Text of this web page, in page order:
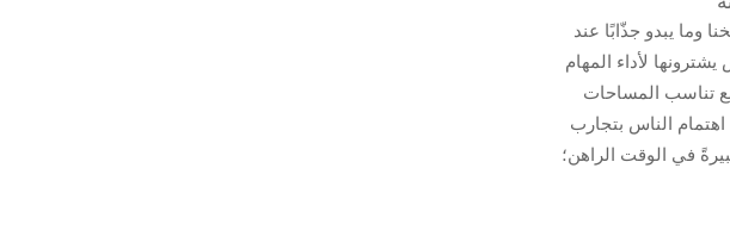
وما يبدو جذّابًا عند
لأداء المهام
تناسب المساحات
الناس بتجارب
في الوقت الراهن؛